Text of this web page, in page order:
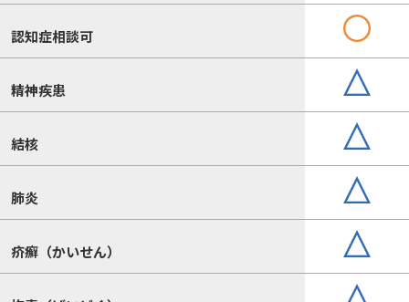
認知症相談可
精神疾患
結核
肺炎
疥癬（かいせん）